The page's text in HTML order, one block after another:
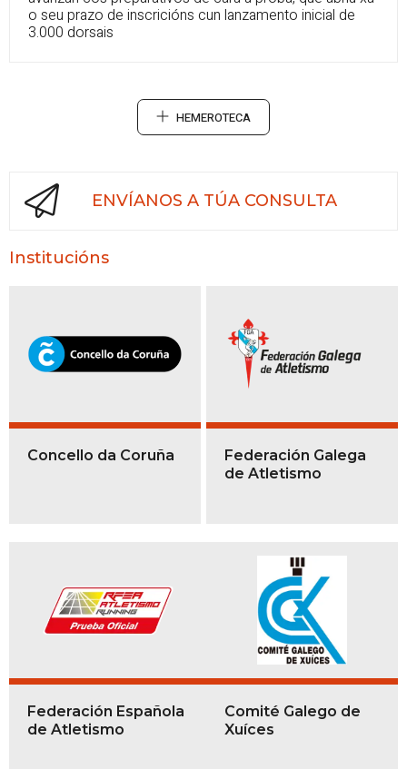
o seu prazo de inscricións cun lanzamento inicial de
3.000 dorsais
HEMEROTECA
ENVÍANOS A TÚA CONSULTA
Institucións
Concello da Coruña
Federación Galega
de Atletismo
Federación Española
de Atletismo
Comité Galego de
Xuíces